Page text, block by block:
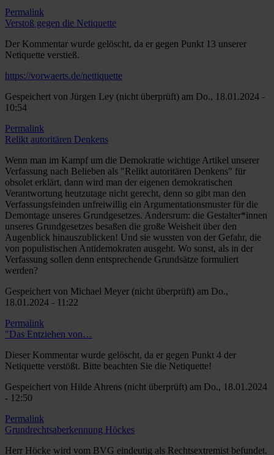
Permalink
Verstoß gegen die Netiquette
Der Kommentar wurde gelöscht, da er gegen Punkt 13 unserer
Netiquette verstieß.
https://vorwaerts.de/nettiquette
Gespeichert von Jürgen Ley (nicht überprüft) am Do., 18.01.2024 -
10:54
Permalink
Relikt autoritären Denkens
Wenn man im Kampf um die Demokratie wichtige Artikel unserer
Verfassung nach Belieben als "Relikt autoritären Denkens" für
obsolet erklärt, dann wird man der eigenen demokratischen
Verantwortung heutzutage nicht gerecht, denn so gibt man den
Verfassungsfeinden unfreiwillig ein Argumentationsmuster für die
Demontage unseres Grundgesetzes. Andersrum: die Gestalter*innen
unseres Grundgesetzes besaßen die große Weisheit über den
Augenblick hinauszublicken! Und sie wussten von der Gefahr, die
von populistischen Antidemokraten ausgeht. Wo sonst, als in der
Verfassung sollen denn entsprechende Grundsätze formuliert
werden?
Gespeichert von Michael Meyer (nicht überprüft) am Do.,
18.01.2024 - 11:22
Permalink
"Das Entziehen von…
Dieser Kommentar wurde gelöscht, da er gegen Punkt 4 der
Netiquette verstößt. Bitte beachten Sie die Netiquette!
Gespeichert von Hilde Ahrens (nicht überprüft) am Do., 18.01.2024
- 12:50
Permalink
Grundrechtsaberkennung Höckes
Herr Höcke wird vom BVG eindeutig als Rechtsextremist befundet.